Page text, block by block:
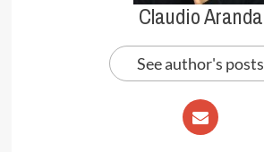
Claudio Aranda
See author's posts